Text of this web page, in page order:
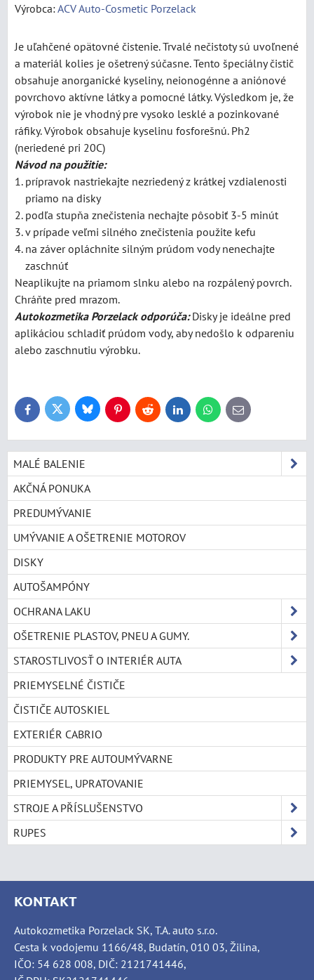
Výrobca:ACV Auto-Cosmetic Porzelack
Je uľahčené opätovné čistenie. Trvalé nečistoty sú uvoľnené
a materiál kolies je ošetrený súčasne. Tento špeciálny čistič
obsahuje anorganické kyseliny, neionogénne a aniónové
povrchovo aktívne látky a pomocné látky. Výsledkom je, že
výrobok nie je vhodný pre vysoko lesklé a pozinkované
ráfiky. Výrobok obsahuje kyselinu fosforešnú. Ph2
(neriedené pri 20C)
Návod na použitie:
prípravok nastriekajte nezriedený z krátkej vzdialenosti
priamo na disky
podľa stupňa znečistenia nechajte pôsobiť 3-5 minút
v prípade veľmi silného znečistenia použite kefu
na záver opláchnite silným prúdom vody nenechajte
zaschnúť
Neaplikujte na priamom slnku alebo na rozpálený povrch.
Chráňte pred mrazom.
Autokozmetika Porzelack odporúča:Disky je ideálne pred
aplikáciou schladiť prúdom vody, aby nedošlo k odpareniu
alebo zaschnutiu výrobku.
FacebookTwitter BlueskyPinterestReddit LinkedInWhatsApp
E-
mail
MALÉ BALENIE
AKČNÁ PONUKA
PREDUMÝVANIE
UMÝVANIE A OŠETRENIE MOTOROV
DISKY
AUTOŠAMPÓNY
OCHRANA LAKU
OŠETRENIE PLASTOV, PNEU A GUMY.
STAROSTLIVOSŤ O INTERIÉR AUTA
PRIEMYSELNÉ ČISTIČE
ČISTIČE AUTOSKIEL
EXTERIÉR CABRIO
PRODUKTY PRE AUTOUMÝVARNE
PRIEMYSEL, UPRATOVANIE
STROJE A PŘÍSLUŠENSTVO
RUPES
KONTAKT
Autokozmetika Porzelack SK, T.A. auto s.r.o.
Cesta k vodojemu 1166/48, Budatín, 010 03, Žilina,
IČO: 54 628 008, DIČ: 2121741446,